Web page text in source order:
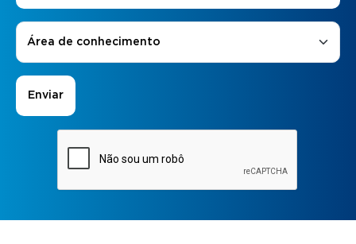
Áreas de Interesse
Área de conhecimento